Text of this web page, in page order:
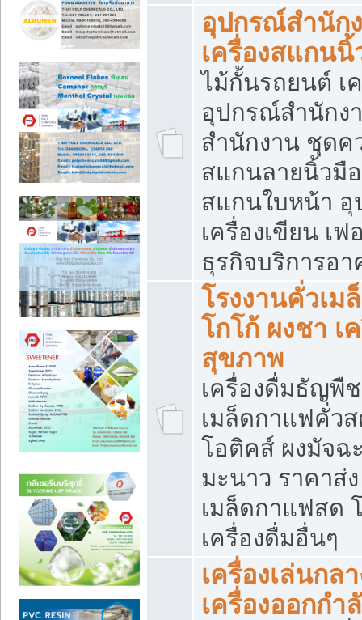
อุปกรณ์สำนัก
เครื่องสแกนนิ้
ไม้กั้นรถยนต์ เ
อุปกรณ์สำนักง
สำนักงาน ชุดค
สแกนลายนิ้วมื
สแกนใบหน้า
เครื่องเขียน เ
ธุรกิจบริการอ
โรงงานคั่วเม
โกโก้ ผงชา เ
สุขภาพ
เครื่องดื่มธัญพื
เมล็ดกาแฟคั่ว
โอติคส์ ผงมัจฉ
มะนาว ราคาส่
เมล็ดกาแฟสด
เครื่องดื่มอื่นๆ
เครื่องเล่นกล
เครื่องออกกำ